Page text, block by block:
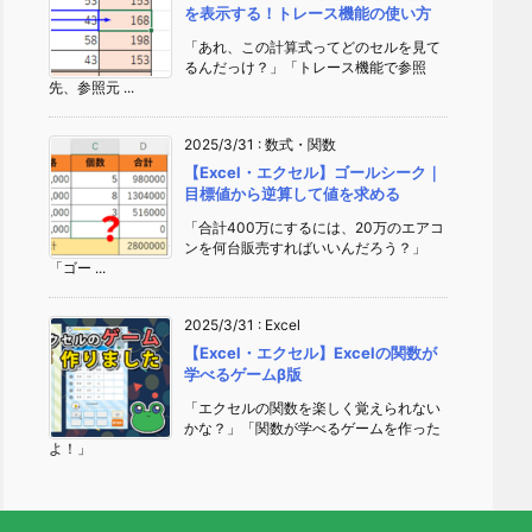
を表示する！トレース機能の使い方
「あれ、この計算式ってどのセルを見て
るんだっけ？」「トレース機能で参照
先、参照元 ...
2025/3/31 : 数式・関数
【Excel・エクセル】ゴールシーク｜
目標値から逆算して値を求める
「合計400万にするには、20万のエアコ
ンを何台販売すればいいんだろう？」
「ゴー ...
2025/3/31 : Excel
【Excel・エクセル】Excelの関数が
学べるゲームβ版
「エクセルの関数を楽しく覚えられない
かな？」「関数が学べるゲームを作った
よ！」